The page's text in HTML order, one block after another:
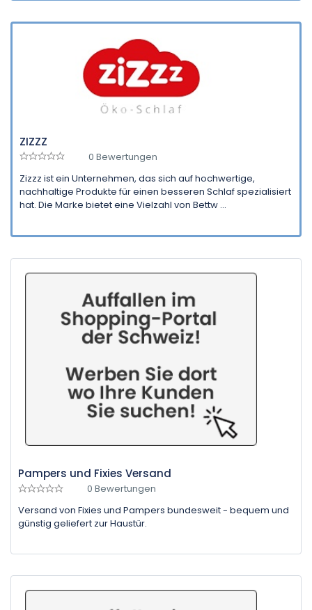
ZIZZZ
0 Bewertungen
Zizzz ist ein Unternehmen, das sich auf hochwertige,
nachhaltige Produkte für einen besseren Schlaf spezialisiert
hat. Die Marke bietet eine Vielzahl von Bettw ...
Pampers und Fixies Versand
0 Bewertungen
Versand von Fixies und Pampers bundesweit - bequem und
günstig geliefert zur Haustür.